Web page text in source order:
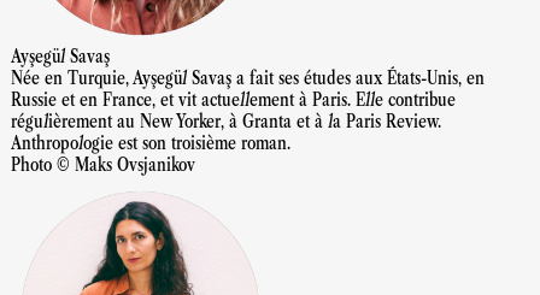
Ayşegül Savaş
Née en Turquie, Ayşegül Savaş a fait ses études aux États-Unis, en
Russie et en France, et vit actuellement à Paris. Elle contribue
régulièrement au New Yorker, à Granta et à la Paris Review.
Anthropologie est son troisième roman.
Photo © Maks Ovsjanikov